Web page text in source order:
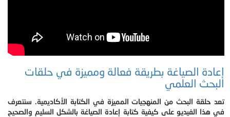
إعادة الصياغة بطريقة فعالة ومميزة في حلقات
البحث العلمي
تعد حلقة البحث من المنهجيات المميزة في الكتابة الأكاديمية. سنتعرف
في هذا الفيديو على كيفية كتابة إعادة الصياغة بالشكل السليم والصحيح